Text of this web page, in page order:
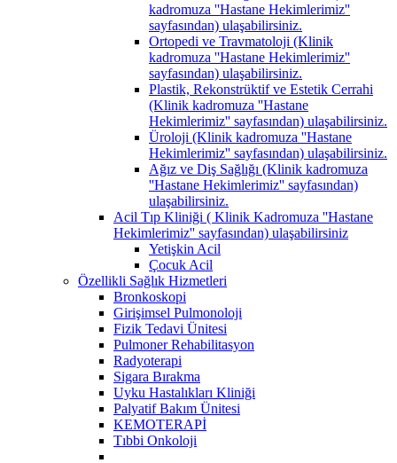
kadromuza ''Hastane Hekimlerimiz''
sayfasından) ulaşabilirsiniz.
Ortopedi ve Travmatoloji (Klinik
kadromuza ''Hastane Hekimlerimiz''
sayfasından) ulaşabilirsiniz.
Plastik, Rekonstrüktif ve Estetik Cerrahi
(Klinik kadromuza ''Hastane
Hekimlerimiz'' sayfasından) ulaşabilirsiniz.
Üroloji (Klinik kadromuza ''Hastane
Hekimlerimiz'' sayfasından) ulaşabilirsiniz.
Ağız ve Diş Sağlığı (Klinik kadromuza
''Hastane Hekimlerimiz'' sayfasından)
ulaşabilirsiniz.
Acil Tıp Kliniği ( Klinik Kadromuza ''Hastane
Hekimlerimiz'' sayfasından) ulaşabilirsiniz
Yetişkin Acil
Çocuk Acil
Özellikli Sağlık Hizmetleri
Bronkoskopi
Girişimsel Pulmonoloji
Fizik Tedavi Ünitesi
Pulmoner Rehabilitasyon
Radyoterapi
Sigara Bırakma
Uyku Hastalıkları Kliniği
Palyatif Bakım Ünitesi
KEMOTERAPİ
Tıbbi Onkoloji